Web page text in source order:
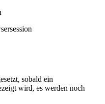
sobald ein
wird, es werden noch